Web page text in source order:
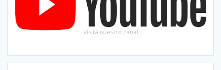
Visitá nuestro canal